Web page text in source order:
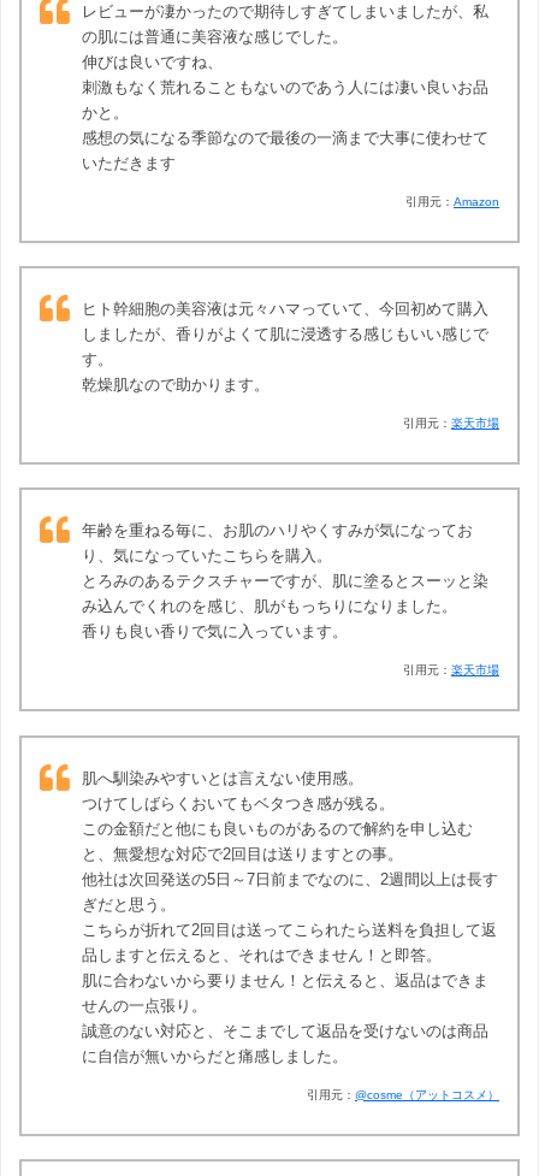
レビューが凄かったので期待しすぎてしまいましたが、私
の肌には普通に美容液な感じでした。
伸びは良いですね、
刺激もなく荒れることもないのであう人には凄い良いお品
かと。
感想の気になる季節なので最後の一滴まで大事に使わせて
いただきます
引用元： Amazon
ヒト幹細胞の美容液は元々ハマっていて、今回初めて購入
しましたが、香りがよくて肌に浸透する感じもいい感じで
す。
乾燥肌なので助かります。
引用元： 楽天市場
年齢を重ねる毎に、お肌のハリやくすみが気になってお
り、気になっていたこちらを購入。
とろみのあるテクスチャーですが、肌に塗るとスーッと染
み込んでくれのを感じ、肌がもっちりになりました。
香りも良い香りで気に入っています。
引用元： 楽天市場
肌へ馴染みやすいとは言えない使用感。
つけてしばらくおいてもベタつき感が残る。
この金額だと他にも良いものがあるので解約を申し込む
と、無愛想な対応で2回目は送りますとの事。
他社は次回発送の5日～7日前までなのに、2週間以上は長す
ぎだと思う。
こちらが折れて2回目は送ってこられたら送料を負担して返
品しますと伝えると、それはできません！と即答。
肌に合わないから要りません！と伝えると、返品はできま
せんの一点張り。
誠意のない対応と、そこまでして返品を受けないのは商品
に自信が無いからだと痛感しました。
引用元： @cosme（アットコスメ）